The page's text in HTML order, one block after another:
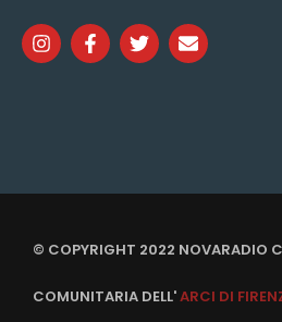
© COPYRIGHT 2022 NOVARADIO
COMUNITARIA DELL'ARCI DI